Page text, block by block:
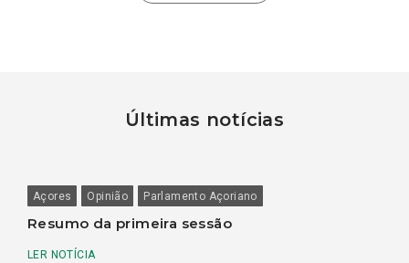
Últimas notícias
Açores Opinião Parlamento Açoriano
Resumo da primeira sessão
LER NOTÍCIA